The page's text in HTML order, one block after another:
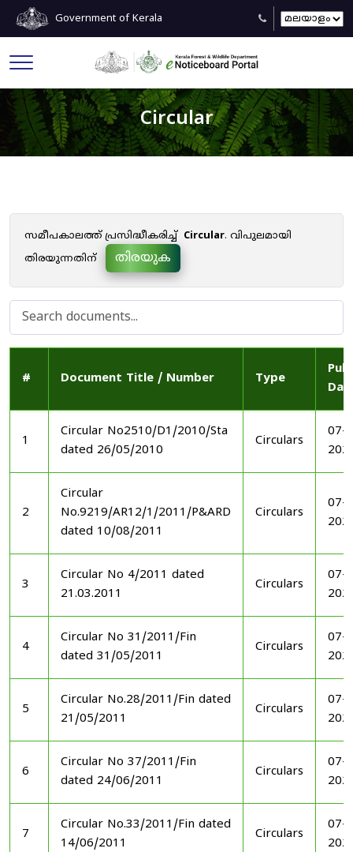
Government of Kerala
Circular
സമീപകാലത്ത് പ്രസിദ്ധീകരിച്ച് Circular. വിപുലമായി
തിരയുന്നതിന്
തിരയുക
# Document Title / Number Type
1
Circular No2510/D1/2010/Sta
dated 26/05/2010
Circulars
07-
2
Circular
No.9219/AR12/1/2011/P&ARD
dated 10/08/2011
Circulars
07-
3
Circular No 4/2011 dated
21.03.2011
Circulars
07-
4
Circular No 31/2011/Fin
dated 31/05/2011
Circulars
07-
5
Circular No.28/2011/Fin dated
21/05/2011
Circulars
07-
6
Circular No 37/2011/Fin
dated 24/06/2011
Circulars
07-
7
Circular No.33/2011/Fin dated
14/06/2011
Circulars
07-